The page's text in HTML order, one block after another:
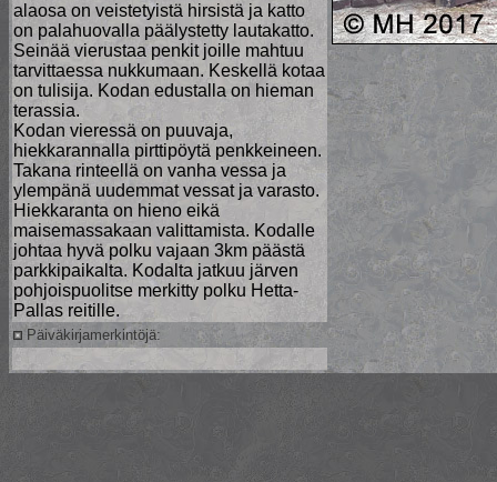
alaosa on veistetyistä hirsistä ja katto
on palahuovalla päälystetty lautakatto.
Seinää vierustaa penkit joille mahtuu
tarvittaessa nukkumaan. Keskellä kotaa
on tulisija. Kodan edustalla on hieman
terassia.
Kodan vieressä on puuvaja,
hiekkarannalla pirttipöytä penkkeineen.
Takana rinteellä on vanha vessa ja
ylempänä uudemmat vessat ja varasto.
Hiekkaranta on hieno eikä
maisemassakaan valittamista. Kodalle
johtaa hyvä polku vajaan 3km päästä
parkkipaikalta. Kodalta jatkuu järven
pohjoispuolitse merkitty polku Hetta-
Pallas reitille.
Päiväkirjamerkintöjä: